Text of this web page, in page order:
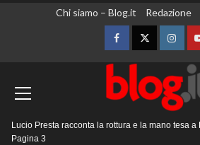
Chi siamo – Blog.it Redazione
FacebookTwitter
principale
Lucio Presta racconta la rottura e la mano tesa
Pagina 3